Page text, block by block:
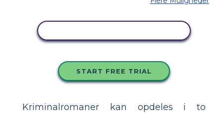
START FREE TRIAL
Kriminalromaner kan opdeles i to